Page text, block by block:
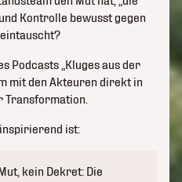
Kontrolle bewusst gegen
Podcasts „Kluges aus der
mit den Akteuren direkt in
Transformation.
ist:
kein Dekret: Die